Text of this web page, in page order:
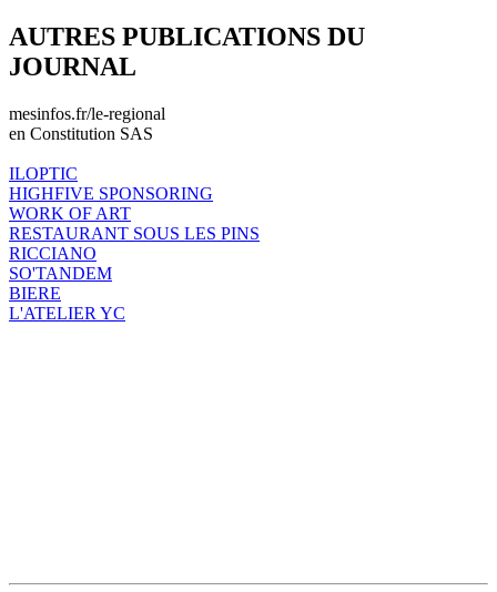
AUTRES PUBLICATIONS DU
JOURNAL
mesinfos.fr/le-regional
en Constitution SAS
ILOPTIC
HIGHFIVE SPONSORING
WORK OF ART
RESTAURANT SOUS LES PINS
RICCIANO
SO'TANDEM
BIERE
L'ATELIER YC